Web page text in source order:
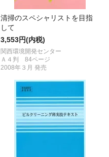
清掃のスペシャリストを目指
して
3,553円(内税)
関西環境開発センター
Ａ４判 84ページ
2008年３月 発売